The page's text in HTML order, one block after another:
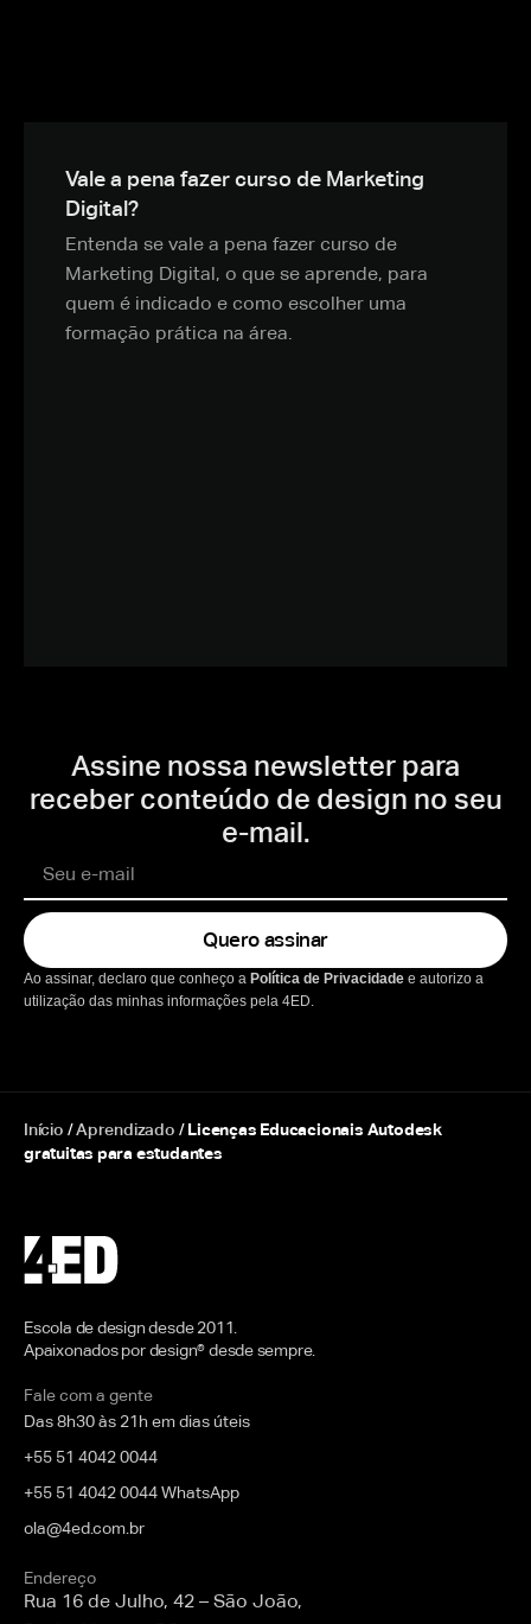
Vale a pena fazer curso de Marketing
Digital?
Entenda se vale a pena fazer curso de
Marketing Digital, o que se aprende, para
quem é indicado e como escolher uma
formação prática na área.
Assine nossa newsletter para
receber conteúdo de design no seu
e-mail.
Quero assinar
Ao assinar, declaro que conheço a Política de Privacidade e autorizo a
utilização das minhas informações pela 4ED.
Início /Aprendizado /Licenças Educacionais Autodesk
gratuitas para estudantes
Escola de design desde 2011.
Apaixonados por design® desde sempre.
Fale com a gente
Das 8h30 às 21h em dias úteis
+55 51 4042 0044
+55 51 4042 0044 WhatsApp
ola@4ed.com.br
Endereço
Rua 16 de Julho, 42 – São João,